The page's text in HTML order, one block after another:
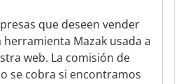
que deseen vender
Mazak usada a
web. La comisión de
se cobra si encontramos